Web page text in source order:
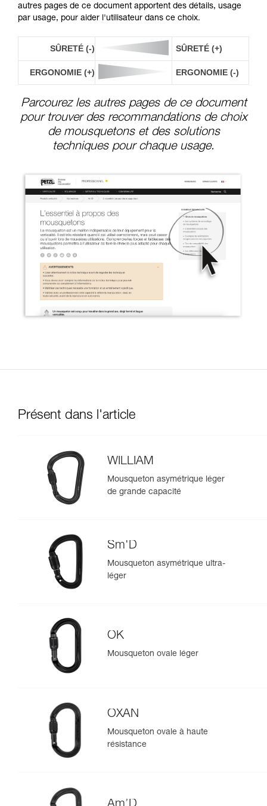
autres pages de ce document apportent des détails, usage
par usage, pour aider l'utilisateur dans ce choix.
SÛRETÉ (-) SÛRETÉ (+)
ERGONOMIE (+) ERGONOMIE (-)
Parcourez les autres pages de ce document
pour trouver des recommandations de choix
de mousquetons et des solutions
techniques pour chaque usage.
Présent dans l'article
WILLIAM
Mousqueton asymétrique léger
de grande capacité
Sm'D
Mousqueton asymétrique ultra-
léger
OK
Mousqueton ovale léger
OXAN
Mousqueton ovale à haute
résistance